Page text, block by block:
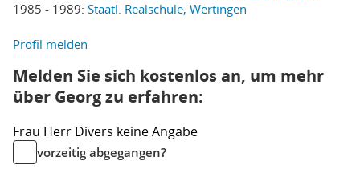
1985 - 1989: Staatl. Realschule, Wertingen
Profil melden
Melden Sie sich kostenlos an, um mehr
über Georg zu erfahren:
Frau Herr Divers keine Angabe
vorzeitig abgegangen?